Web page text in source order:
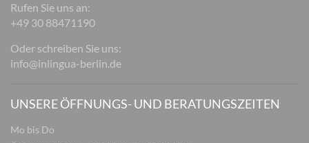
Rufen Sie uns an:
+49 30 88471190
Oder schreiben Sie uns:
info@inlingua-berlin.de
UNSERE ÖFFNUNGS- UND BERATUNGSZEITEN
Mo bis Do